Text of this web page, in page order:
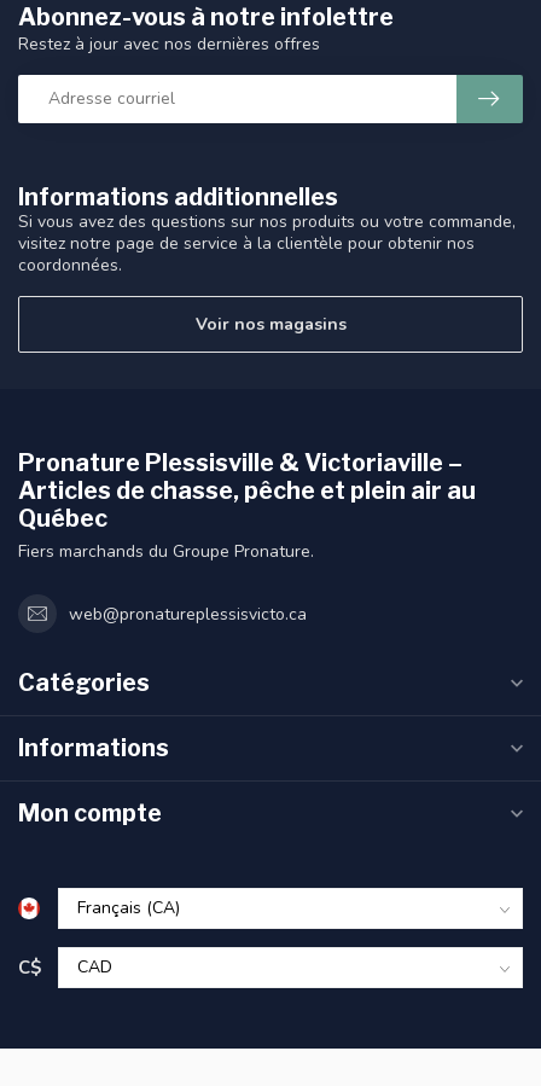
Informations additionnelles
Si vous avez des questions sur nos produits ou votre commande,
visitez notre page de service à la clientèle pour obtenir nos
coordonnées.
Voir nos magasins
Abonnez-vous à notre infolettre
Restez à jour avec nos dernières offres
Pronature Plessisville & Victoriaville –
Articles de chasse, pêche et plein air au
Québec
Fiers marchands du Groupe Pronature.
web@pronatureplessisvicto.ca
Catégories
Informations
Mon compte
C$